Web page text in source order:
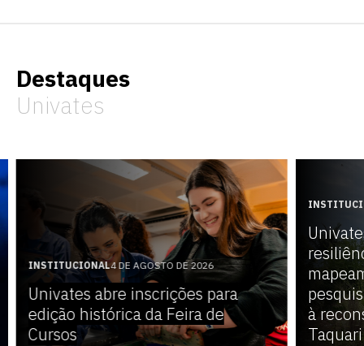
Destaques
Univates
INSTITUCIONAL4 DE AGOSTO DE 2026
Univates abre inscrições para
edição histórica da Feira de
Cursos
à
Taquari